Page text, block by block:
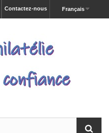
Français
Contactez-nous